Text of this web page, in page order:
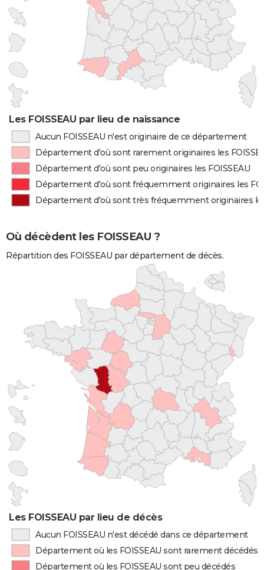
Les FOISSEAU par lieu de naissance
Aucun FOISSEAU n'est originaire de ce département
Département d'où sont rarement originaires les
Département d'où sont peu originaires les FOISSEAU
Département d'où sont fréquemment originaires les
Département d'où sont très fréquemment originaires
Où décèdent les FOISSEAU ?
Répartition des FOISSEAU par département de décès.
Les FOISSEAU par lieu de décès
Aucun FOISSEAU n'est décédé dans ce département
Département où les FOISSEAU sont rarement décédés
Département où les FOISSEAU sont peu décédés